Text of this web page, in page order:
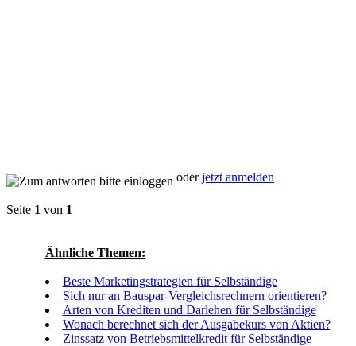
oderjetzt anmelden
Seite 1 von 1
Ähnliche Themen:
Beste Marketingstrategien für Selbständige
Sich nur an Bauspar-Vergleichsrechnern orientieren?
Arten von Krediten und Darlehen für Selbständige
Wonach berechnet sich der Ausgabekurs von Aktien?
Zinssatz von Betriebsmittelkredit für Selbständige